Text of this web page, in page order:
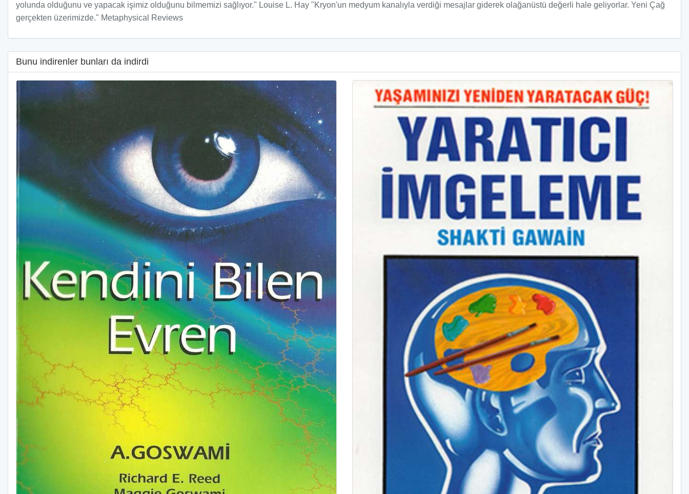
yolunda olduğunu ve yapacak işimiz olduğunu bilmemizi sağlıyor." Louise L. Hay "Kryon'un medyum kanalıyla verdiği mesajlar giderek olağanüstü değerli hale geliyorlar. Yeni Çağ
gerçekten üzerimizde." Metaphysical Reviews
Bunu indirenler bunları da indirdi